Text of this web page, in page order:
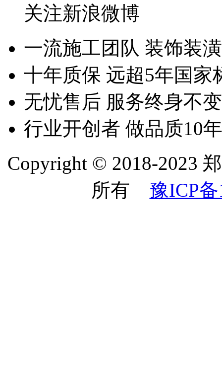
关注新浪微博
一流施工团队 装饰装
十年质保 远超5年国家
无忧售后 服务终身不
行业开创者 做品质10
Copyright © 2018-2023
所有 豫ICP